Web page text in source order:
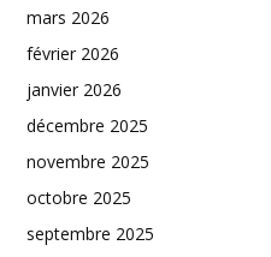
mars 2026
février 2026
janvier 2026
décembre 2025
novembre 2025
octobre 2025
septembre 2025